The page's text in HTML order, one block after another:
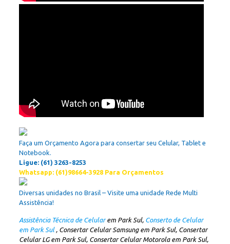
Faça um Orçamento Agora para consertar seu Celular, Tablet e
Notebook.
Ligue: (61) 3263-8253
Whatsapp: (61)98664-3928 Para Orçamentos
Diversas unidades no Brasil – Visite uma unidade Rede Multi
Assistência!
Assistência Técnica de Celularem Park Sul, Conserto de Celular
em Park Sul, Consertar Celular Samsung em Park Sul, Consertar
Celular LG em Park Sul, Consertar Celular Motorola em Park Sul,